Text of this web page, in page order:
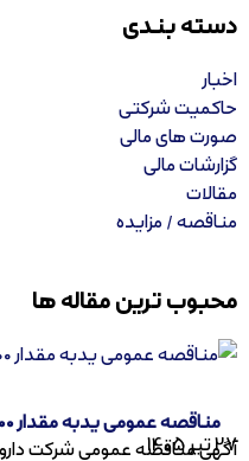
دسته بندی
اخبار
حاکمیت شرکتی
صورت های مالی
گزارشات مالی
مقالات
مناقصه / مزایده
محبوب ترین مقاله ها
27 تیر 1405
مناقصه عمومی یدبه مقدار 10000 کیلوگرم
آگهی مناقصه عمومی شرکت